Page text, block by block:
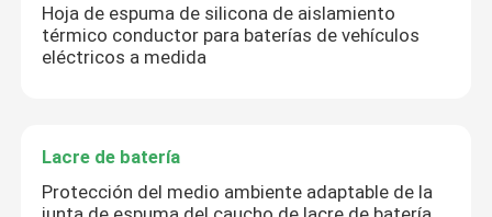
Hoja de espuma de silicona de aislamiento
térmico conductor para baterías de vehículos
eléctricos a medida
Lacre de batería
Protección del medio ambiente adaptable de la